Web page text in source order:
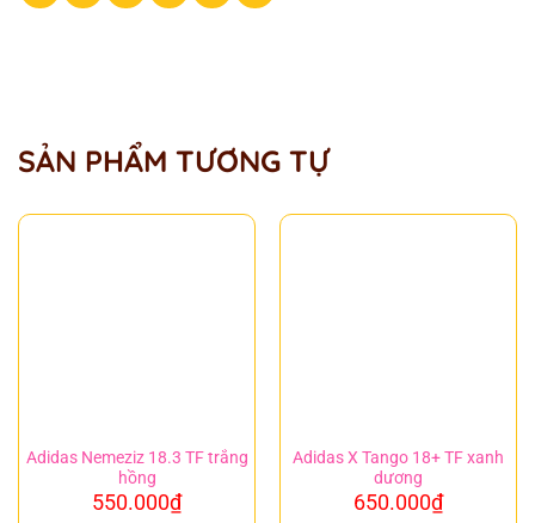
SẢN PHẨM TƯƠNG TỰ
Adidas Nemeziz 18.3 TF trắng
hồng
550.000₫
Adidas X Tango 18+ TF xanh
dương
650.000₫